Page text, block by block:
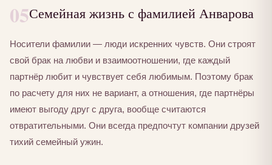
05Семейная жизнь с фамилией Анварова
Носители фамилии — люди искренних чувств. Они строят
свой брак на любви и взаимоотношении, где каждый
партнёр любит и чувствует себя любимым. Поэтому брак
по расчету для них не вариант, а отношения, где партнёры
имеют выгоду друг с друга, вообще считаются
отвратительными. Они всегда предпочтут компании друзей
тихий семейный ужин.